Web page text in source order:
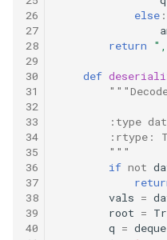
49. 丑数
50. 第一个只出现一次的字符
51. 数组中的逆序对
52. 两个链表的第一个公共
53.1. 在排序数组中查找数
53.2. ～ n-1 中缺失的数字
48. 序列化与反序列化二叉树
49. 从根节点到叶节点的路径
数字之和
50. 向下的路径节点之和
51. 节点之和最大的路径
52. 展平二叉搜索树
53. 二叉搜索树中的中序后
8.12. 八皇后
8.13. 堆箱子
8.14. 布尔运算
10.1. 合并排序的数组
10.2. 变位词组
10.3. 搜索旋转数组
26
27
28
29
30
31
32
33
34
35
36
37
38
39
40
else :
return
def
:type
:rtype:
        """
if not
vals =
root =
q = deque